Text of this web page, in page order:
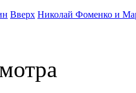
Вверх Николай Фоменко и